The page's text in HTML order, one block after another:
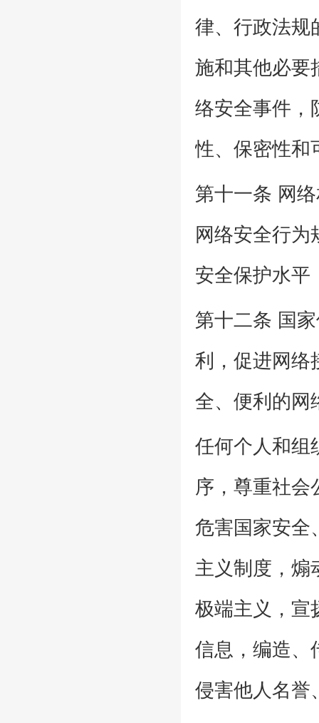
律、行政法规
施和其他必要
络安全事件，
性、保密性和
第十一条 网
网络安全行
安全保护水平
第十二条 国
利，促进网络
全、便利的网
任何个人和组
序，尊重社会
危害国家安全
主义制度，煽
极端主义，宣
信息，编造、
侵害他人名誉